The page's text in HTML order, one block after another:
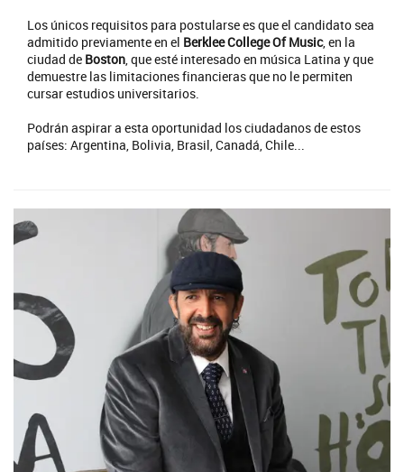
Los únicos requisitos para postularse es que el candidato sea
admitido previamente en el Berklee College Of Music, en la
ciudad de Boston, que esté interesado en música Latina y que
demuestre las limitaciones financieras que no le permiten
cursar estudios universitarios.
Podrán aspirar a esta oportunidad los ciudadanos de estos
países: Argentina, Bolivia, Brasil, Canadá, Chile...